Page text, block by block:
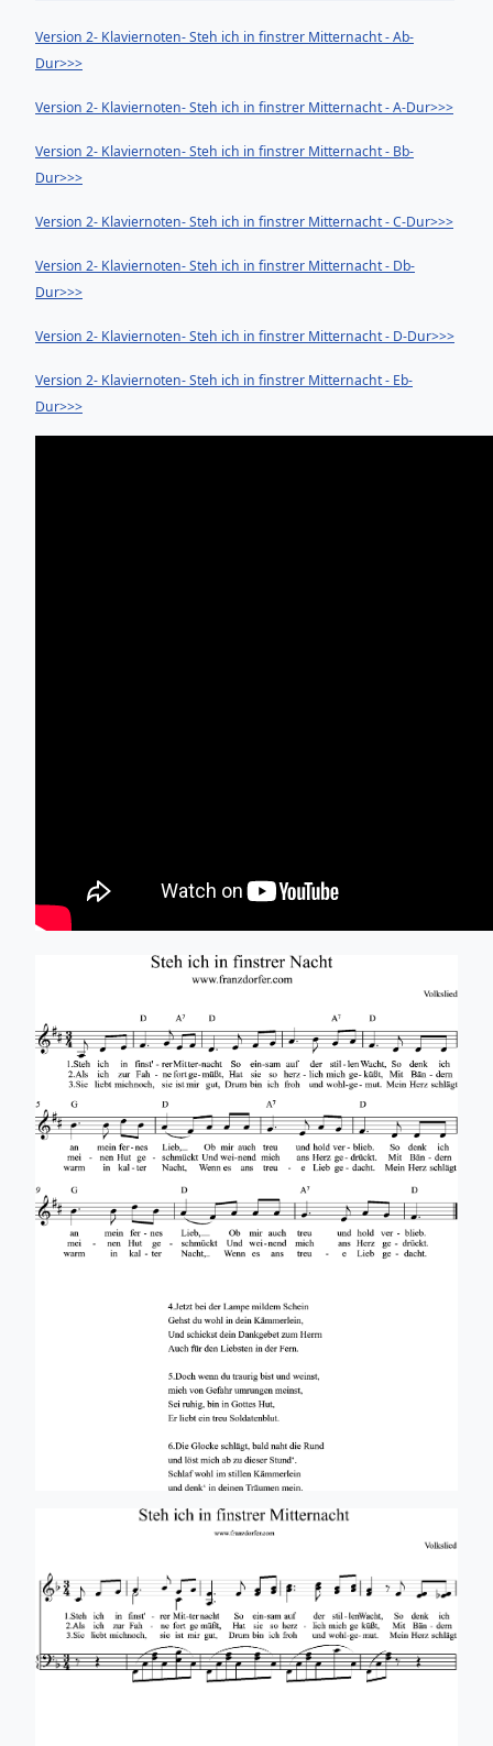
Version 2- Klaviernoten- Steh ich in finstrer Mitternacht - Ab-
Dur>>>
Version 2- Klaviernoten- Steh ich in finstrer Mitternacht - A-Dur>>>
Version 2- Klaviernoten- Steh ich in finstrer Mitternacht - Bb-
Dur>>>
Version 2- Klaviernoten- Steh ich in finstrer Mitternacht - C-Dur>>>
Version 2- Klaviernoten- Steh ich in finstrer Mitternacht - Db-
Dur>>>
Version 2- Klaviernoten- Steh ich in finstrer Mitternacht - D-Dur>>>
Version 2- Klaviernoten- Steh ich in finstrer Mitternacht - Eb-
Dur>>>